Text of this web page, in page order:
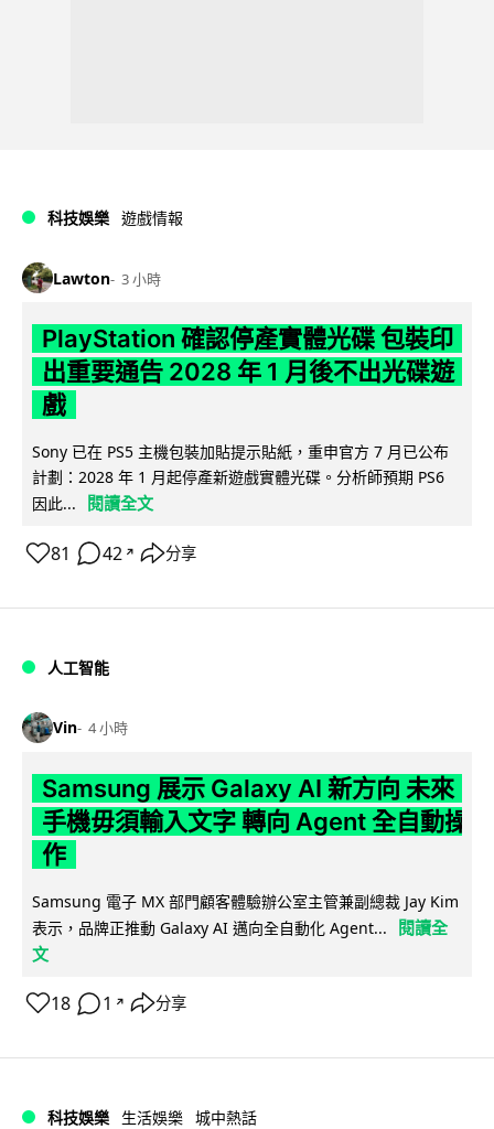
科技娛樂 遊戲情報
Lawton 3 小時
PlayStation 確認停產實體光碟 包裝印
出重要通告 2028 年 1 月後不出光碟遊
戲
Sony 已在 PS5 主機包裝加貼提示貼紙，重申官方 7 月已公布
計劃：2028 年 1 月起停產新遊戲實體光碟。分析師預期 PS6
因此...
閱讀全文
81 42 ↗ 分享
人工智能
Vin 4 小時
Samsung 展示 Galaxy AI 新方向 未來
手機毋須輸入文字 轉向 Agent 全自動操
作
Samsung 電子 MX 部門顧客體驗辦公室主管兼副總裁 Jay Kim
表示，品牌正推動 Galaxy AI 邁向全自動化 Agent...
閱讀全
文
18 1 ↗ 分享
科技娛樂 生活娛樂 城中熱話